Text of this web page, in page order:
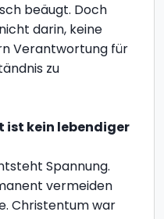
beäugt. Doch
darin, keine
Verantwortung für
zu
ist kein lebendiger
Spannung.
vermeiden
Christentum war